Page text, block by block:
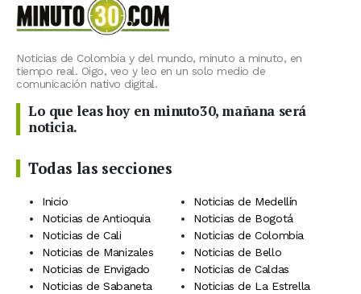
Noticias de Colombia y del mundo, minuto a minuto, en
tiempo real. Oigo, veo y leo en un solo medio de
comunicación nativo digital.
Lo que leas hoy en minuto30, mañana será
noticia.
Todas las secciones
Inicio
Noticias de Medellín
Noticias de Antioquia
Noticias de Bogotá
Noticias de Cali
Noticias de Colombia
Noticias de Manizales
Noticias de Bello
Noticias de Envigado
Noticias de Caldas
Noticias de Sabaneta
Noticias de La Estrella